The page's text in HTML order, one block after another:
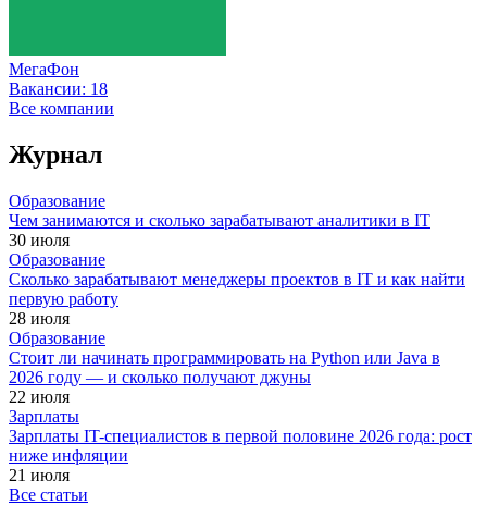
МегаФон
Вакансии: 18
Все компании
Журнал
Образование
Чем занимаются и сколько зарабатывают аналитики в IT
30 июля
Образование
Сколько зарабатывают менеджеры проектов в IT и как найти
первую работу
28 июля
Образование
Стоит ли начинать программировать на Python или Java в
2026 году — и сколько получают джуны
22 июля
Зарплаты
Зарплаты IT-специалистов в первой половине 2026 года: рост
ниже инфляции
21 июля
Все статьи